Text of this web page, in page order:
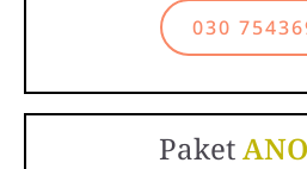
030
Paket